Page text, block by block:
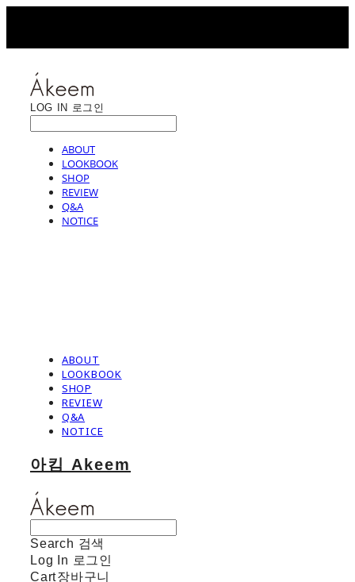
LOG IN 로그인
ABOUT
LOOKBOOK
SHOP
REVIEW
Q&A
NOTICE
ABOUT
LOOKBOOK
SHOP
REVIEW
Q&A
NOTICE
아킴 Akeem
Search 검색
Log In 로그인
Cart장바구니